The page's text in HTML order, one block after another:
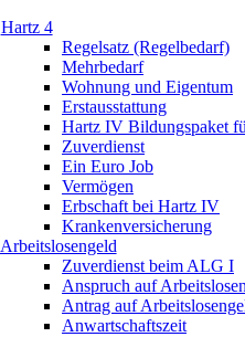
Hartz 4
Regelsatz (Regelbedarf)
Mehrbedarf
Wohnung und Eigentum
Erstausstattung
Hartz IV Bildungspaket
Zuverdienst
Ein Euro Job
Vermögen
Erbschaft bei Hartz IV
Krankenversicherung
Arbeitslosengeld
Zuverdienst beim ALG I
Anspruch auf
Antrag auf
Anwartschaftszeit